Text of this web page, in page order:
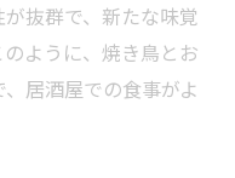
居酒屋料理の提案
したメニュー
屋の楽しみ方
抜群で、新たな味覚
ように、焼き鳥とお
居酒屋での食事がよ